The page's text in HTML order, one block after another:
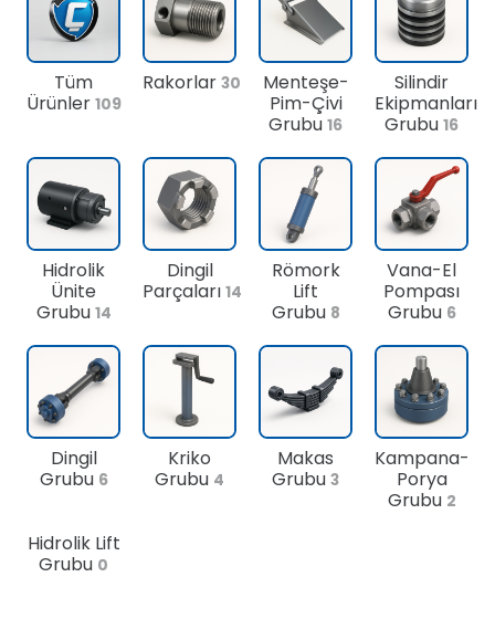
Tüm
Ürünler 109
Rakorlar 30
Menteşe-
Pim-Çivi
Grubu 16
Silindir
Ekipmanları
Grubu 16
Hidrolik
Ünite
Grubu 14
Dingil
Parçaları 14
Römork
Lift
Grubu 8
Vana-El
Pompası
Grubu 6
Dingil
Grubu 6
Kriko
Grubu 4
Makas
Grubu 3
Kampana-
Porya
Grubu 2
Hidrolik Lift
Grubu 0